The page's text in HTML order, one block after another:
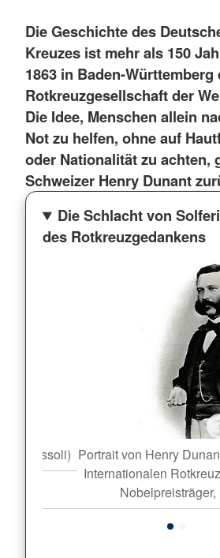
Die Geschichte des
Kreuzes ist mehr als 150
1863 in Baden-Württemberg
Rotkreuzgesellschaft der
Die Idee, Menschen allein
Not zu helfen, ohne auf
oder Nationalität zu achten,
Schweizer Henry Dunant
Die Schlacht von
des Rotkreuzgedankens
Bossoli) Portrait von Henry
Internationalen